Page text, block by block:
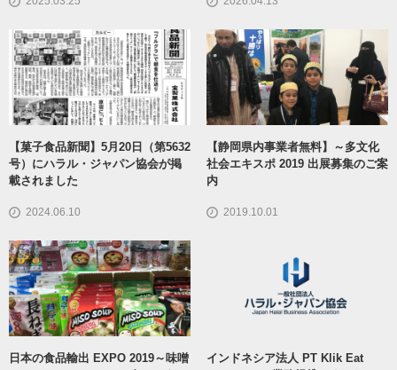
者説明会のご案内
【菓子食品新聞】5月20日（第5632
号）にハラル・ジャパン協会が掲
載されました
2024.06.10
【静岡県内事業者無料】～多文化
社会エキスポ 2019 出展募集のご案
内
2019.10.01
日本の食品輸出 EXPO 2019～味噌
インドネシア法人 PT Klik Eat